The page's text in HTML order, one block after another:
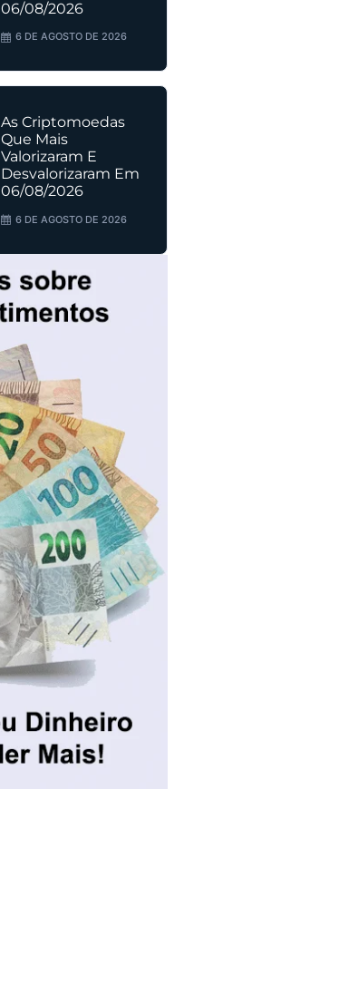
06/08/2026
6 DE AGOSTO DE 2026
As Criptomoedas
Que Mais
Valorizaram E
Desvalorizaram Em
06/08/2026
6 DE AGOSTO DE 2026